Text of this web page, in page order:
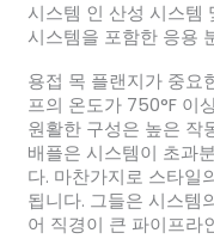
시스템 인 산성 시스템
시스템을 포함한 응용
용접 목 플랜지가 중요
프의 온도가 750°F 이
원활한 구성은 높은 작
배플은 시스템이 초과
다. 마찬가지로 스타일
됩니다. 그들은 시스템
어 직경이 큰 파이프라